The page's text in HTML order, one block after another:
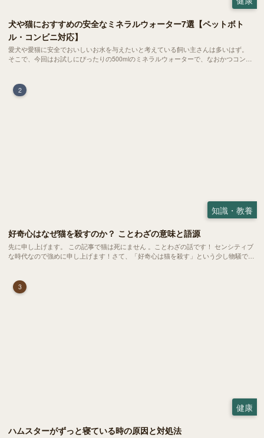
犬や猫におすすめの安全なミネラルウォーター7選【ペットボト
ル・コンビニ対応】
愛犬や愛猫に安全でおいしいお水を与えたいと考えている飼い主さんは多いはず。
そこで、今回はお試しにぴったりの500mlのミネラルウォーターで、なおかつコンビ
2
知識・教養
好奇心はなぜ猫を殺すのか？ ことわざの意味と語源
先に申し上げます。 この記事で猫は死にません 。ことわざの話です！ センシティブ
な時代なので強めに申し上げます！さて、「好奇心は猫を殺す」という少し物騒で、
3
健康
ハムスターがずっと寝ている時の原因と対処法